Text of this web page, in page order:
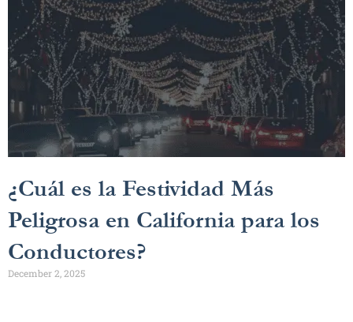
¿Cuál es la Festividad Más
Peligrosa en California para los
Conductores?
December 2, 2025